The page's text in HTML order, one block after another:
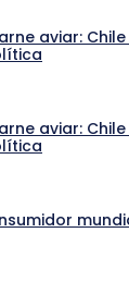
aviar: Chile
aviar: Chile